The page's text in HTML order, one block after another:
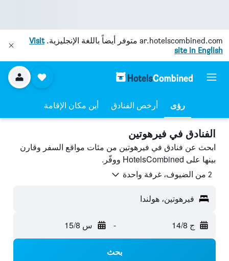
ar.hotelscombined.com متوفر أيضاً باللغة الإنجليزية.Visit
site in English
رؤى أرخص الفنادق أين مكان الإقامة
الفنادق في فيرهوتين
ابحث عن فنادق في فيرهوتين من مئات مواقع السفر وقارن
بينها على HotelsCombined ووفّر.
2 من الضيوف، غرفة واحدة
فيرهوتين، هولندا
ج 14/8 - س 15/8
بحث